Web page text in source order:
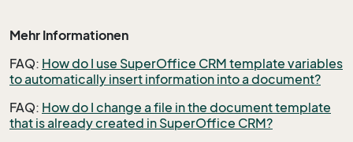
Mehr Informationen
FAQ: How do I use SuperOffice CRM template variables
to automatically insert information into a document?
FAQ: How do I change a file in the document template
that is already created in SuperOffice CRM?